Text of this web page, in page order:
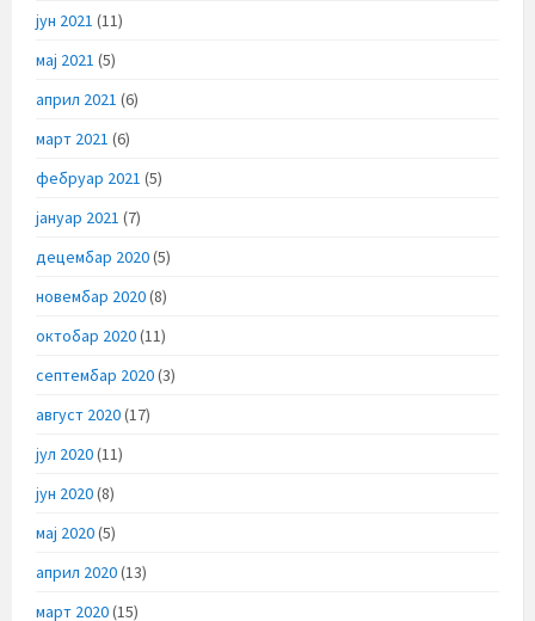
јун 2021 (11)
мај 2021 (5)
април 2021 (6)
март 2021 (6)
фебруар 2021 (5)
јануар 2021 (7)
децембар 2020(5)
новембар 2020(8)
октобар 2020(11)
септембар 2020(3)
август 2020(17)
јул 2020(11)
јун 2020(8)
мај 2020(5)
април 2020(13)
март 2020(15)